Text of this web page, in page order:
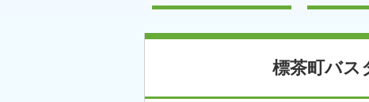
標茶町バス